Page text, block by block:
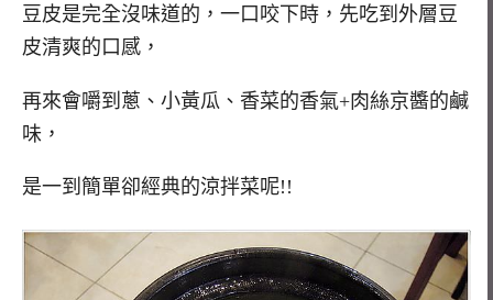
豆皮是完全沒味道的，一口咬下時，先吃到外層豆
皮清爽的口感，
再來會嚼到蔥、小黃瓜、香菜的香氣+肉絲京醬的鹹
味，
是一到簡單卻經典的涼拌菜呢!!